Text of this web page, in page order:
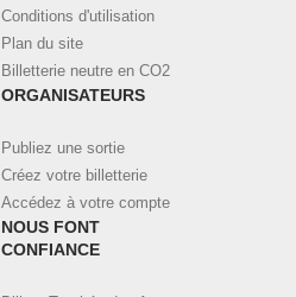
Conditions d'utilisation
Plan du site
Billetterie neutre en CO2
ORGANISATEURS
Publiez une sortie
Créez votre billetterie
Accédez à votre compte
NOUS FONT
CONFIANCE